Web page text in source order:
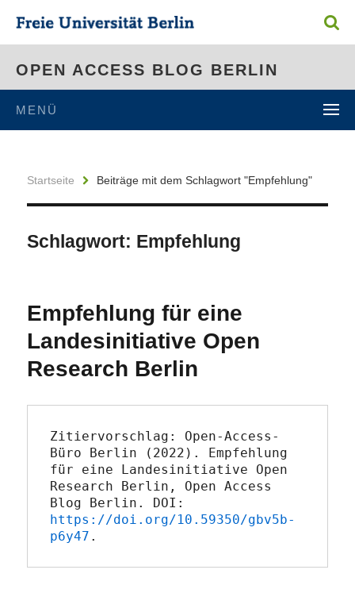
OPEN ACCESS BLOG BERLIN
MENÜ
Startseite Beiträge mit dem Schlagwort "Empfehlung"
Schlagwort: Empfehlung
Empfehlung für eine
Landesinitiative Open
Research Berlin
Zitiervorschlag: Open-Access-
Büro Berlin (2022). Empfehlung
für eine Landesinitiative Open
Research Berlin, Open Access
https://doi.org/10.59350/gbv5b-
p6y47 .